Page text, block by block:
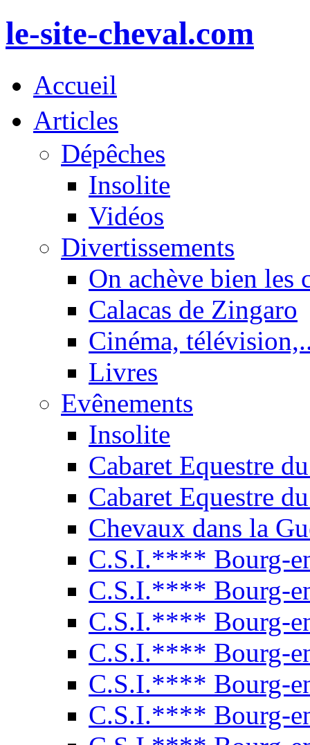
le-site-cheval.com
Accueil
Articles
Dépêches
Insolite
Vidéos
Divertissements
On achève bien les
Calacas de Zingaro
Cinéma,
Livres
Evênements
Insolite
Cabaret Equestre
Cabaret Equestre
Chevaux dans la
C.S.I.**** Bourg-
C.S.I.**** Bourg-
C.S.I.**** Bourg-
C.S.I.**** Bourg-
C.S.I.**** Bourg-
C.S.I.**** Bourg-